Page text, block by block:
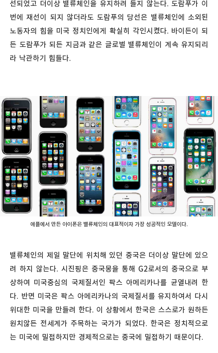
선되었고 더이상 밸류체인을 유지하려 들지 않는다. 도람푸가 이
번에 재선이 되지 않더라도 도람푸의 당선은 밸류체인에 소외된
노동자의 힘을 미국 정치인에게 확실히 각인시켰다. 바이든이 되
든 도람푸가 되든 지금과 같은 글로벌 밸류체인이 계속 유지되리
라 낙관하기 힘들다.
애플에서 만든 아이폰은 밸류체인의 대표적이자 가장 성공적인 모델이다.
밸류체인의 제일 말단에 위치해 있던 중국은 더이상 말단에 있으
려 하지 않는다. 시진핑은 중국몽을 통해 G2로서의 중국으로 부
상하여 미국중심의 국제질서인 팍스 아메리카나를 균열내려 한
다. 반면 미국은 팍스 아메리카나의 국제질서를 유지하여서 다시
위대한 미국을 만들려 한다. 이 상황에서 한국은 스스로가 원하든
원치않든 전세계가 주목하는 국가가 되었다. 한국은 정치적으로
는 미국에 밀접하지만 경제적으로는 중국에 밀접하기 때문이다.